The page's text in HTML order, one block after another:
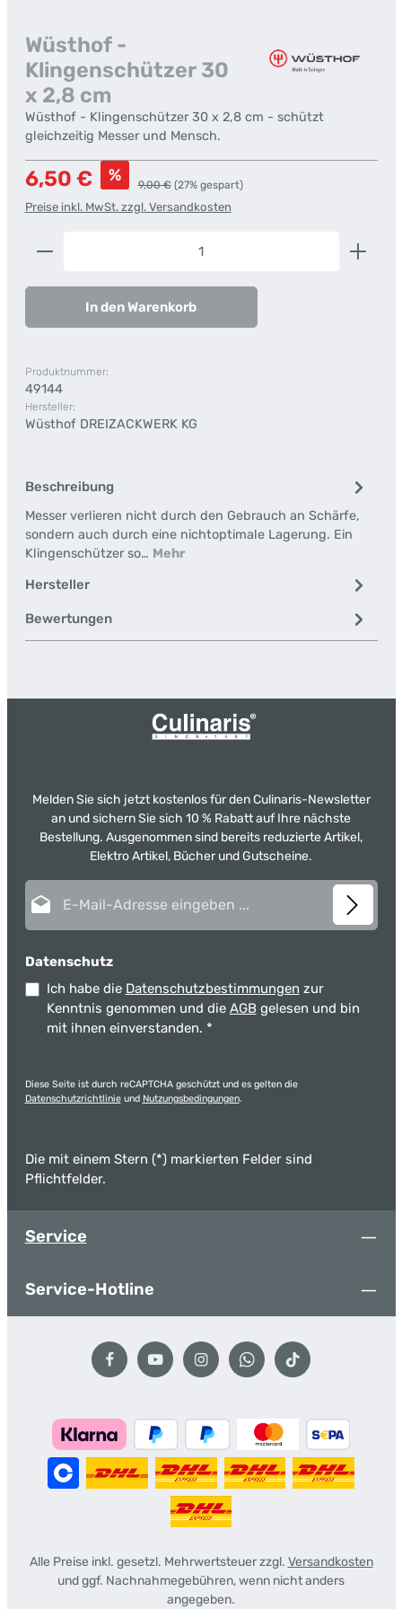
Wüsthof -
Klingenschützer 30
x 2,8 cm
Wüsthof - Klingenschützer 30 x 2,8 cm - schützt
gleichzeitig Messer und Mensch.
Verkaufspreis:
6,50 € % Regulärer Preis:
9,00 € (27% gespart)
Preise inkl. MwSt. zzgl. Versandkosten
Produkt Anzahl: Gib den gewünschten Wert ein
In den Warenkorb
Produktnummer:
49144
Hersteller:
Wüsthof DREIZACKWERK KG
Beschreibung
Messer verlieren nicht durch den Gebrauch an Schärfe,
sondern auch durch eine nichtoptimale Lagerung. Ein
Klingenschützer so… Mehr
Hersteller
Bewertungen
Melden Sie sich jetzt kostenlos für den Culinaris-Newsletter
an und sichern Sie sich 10 % Rabatt auf Ihre nächste
Bestellung. Ausgenommen sind bereits reduzierte Artikel,
Elektro Artikel, Bücher und Gutscheine.
Datenschutz
Ich habe die Datenschutzbestimmungen zur
Kenntnis genommen und die AGB gelesen und bin
mit ihnen einverstanden. *
Diese Seite ist durch reCAPTCHA geschützt und es gelten die
Datenschutzrichtlinieund Nutzungsbedingungen.
Die mit einem Stern (*) markierten Felder sind
Pflichtfelder.
Service
Service-Hotline
Alle Preise inkl. gesetzl. Mehrwertsteuer zzgl. Versandkosten
und ggf. Nachnahmegebühren, wenn nicht anders
angegeben.